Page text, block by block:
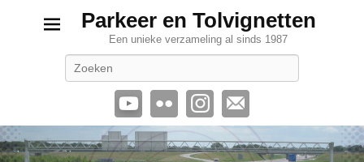
Parkeer en Tolvignetten
Een unieke verzameling al sinds 1987